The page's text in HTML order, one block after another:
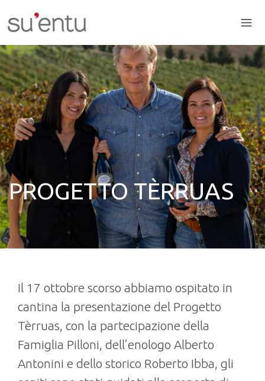
PROGETTO TÈRRUAS
Il 17 ottobre scorso abbiamo ospitato in
cantina la presentazione del Progetto
Tèrruas, con la partecipazione della
Famiglia Pilloni, dell’enologo Alberto
Antonini e dello storico Roberto Ibba, gli